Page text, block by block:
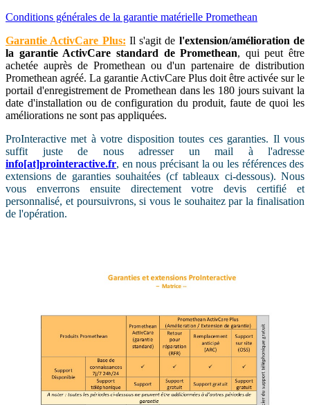
Conditions générales de la garantie matérielle Promethean
Garantie ActivCare Plus: Il s'agit de l'extension/amélioration de
la garantie ActivCare standard de Promethean, qui peut être
achetée auprès de Promethean ou d'un partenaire de distribution
Promethean agréé. La garantie ActivCare Plus doit être activée sur le
portail d'enregistrement de Promethean dans les 180 jours suivant la
date d'installation ou de configuration du produit, faute de quoi les
améliorations ne sont pas appliquées.
ProInteractive met à votre disposition toutes ces garanties. Il vous
suffit juste de nous adresser un mail à l'adresse
info[at]prointeractive.fr, en nous précisant la ou les références des
extensions de garanties souhaitées (cf tableaux ci-dessous). Nous
vous enverrons ensuite directement votre devis certifié et
personnalisé, et poursuivrons, si vous le souhaitez par la finalisation
de l'opération.